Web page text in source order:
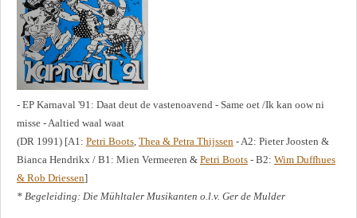
- EP Karnaval '91: Daat deut de vastenoavend - Same oet /Ik kan oow ni
misse - Aaltied waal waat
(DR 1991) [A1: Petri Boots Thea & Petra Thijssen - A2: Pieter Joosten &
Bianca Hendrikx / B1: Mien Vermeeren & Petri Boots - B2: Wim Duffhues
& Rob Driessen]
* Begeleiding: Die Mühltaler Musikanten o.l.v. Ger de Mulder